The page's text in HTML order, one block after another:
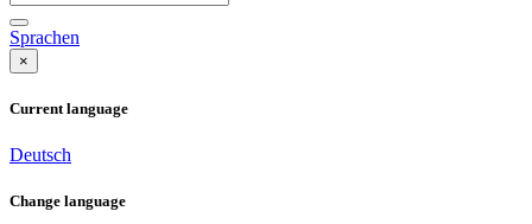
Sprachen
×
Current language
Deutsch
Change language